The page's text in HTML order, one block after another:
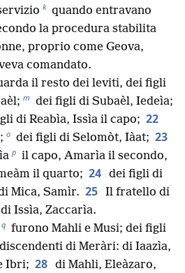
k quando entravano
la procedura stabilita
proprio come Geova,
comandato.
il resto dei leviti, dei figli
m dei figli di Subaèl, Iedeìa;
di Reabìa, Issìa il capo; 22
o dei figli di Selomòt, Iàat; 23
p il capo, Amarìa il secondo,
il quarto; 24 dei figli di
Mica, Samìr. 25 Il fratello di
Issìa, Zaccarìa.
q furono Mahli e Musi; dei figli
di Meràri: di Iaazìa,
Ibri; 28 di Mahli, Eleàzaro,